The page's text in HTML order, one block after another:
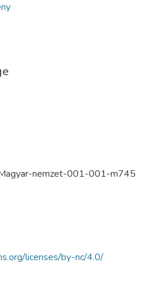
nemzet-001-001-m745
licenses/by-nc/4.0/